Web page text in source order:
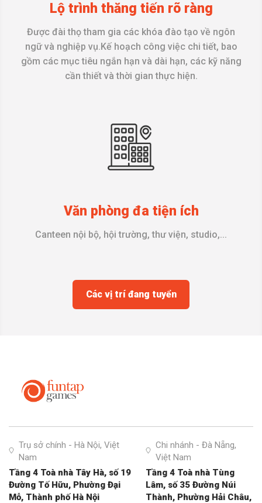
Lộ trình thăng tiến rõ ràng
Được đài thọ tham gia các khóa đào tạo về ngôn
ngữ và nghiệp vụ.Kế hoạch công việc chi tiết, bao
gồm các mục tiêu ngắn hạn và dài hạn, các kỹ năng
cần thiết và thời gian thực hiện.
Văn phòng đa tiện ích
Canteen nội bộ, hội trường, thư viện, studio,...
Các vị trí đang tuyển
Trụ sở chính - Hà Nội, Việt
Nam
Tầng 4 Toà nhà Tây Hà, số 19
Đường Tố Hữu, Phường Đại
Mỗ, Thành phố Hà Nội
Chi nhánh - Đà Nẵng,
Việt Nam
Tầng 4 Toà nhà Tùng
Lâm, số 35 Đường Núi
Thành, Phường Hải Châu,